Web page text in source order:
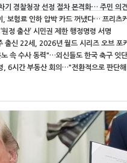
기 경찰청장 선정 절차 본격화… 주민 의
, 보험료 인하 압박 카드 꺼냈다… 프리츠
원정 출산’ 시민권 제한 행정명령 서명
출신 22세, 2026년 월드 시리즈 오브 포
노 속 수사 동력"…외신들도 한국 축구 잇
, 6시간 부동산 회의…"전환적으로 판단